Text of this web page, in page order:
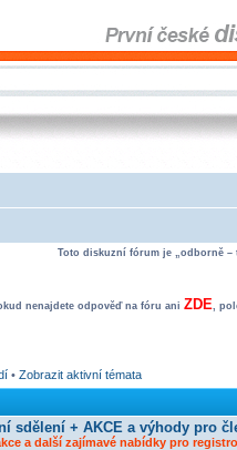
Toto diskuzní fórum je „odborně –
nenajdete odpověď na fóru ani ZDE,
• Zobrazit aktivní témata
sdělení + AKCE a výhody pro
a další zajímavé nabídky pro